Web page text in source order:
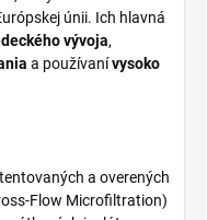
únii. Ich hlavná
vývoja,
a používanívysoko
a overených
Flow Microfiltration)